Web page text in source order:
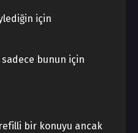
için
sadece bunun için
bir konuyu ancak